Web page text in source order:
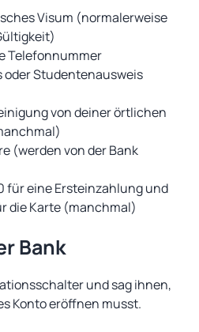
Visum (normalerweise
Telefonnummer
Studentenausweis
von deiner örtlichen
(werden von der Bank
für eine Ersteinzahlung und
die Karte (manchmal)
Bank
und sag ihnen,
Konto eröffnen musst.